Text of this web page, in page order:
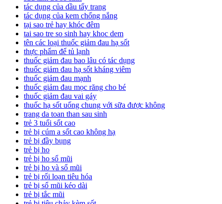
tác dụng của dầu tẩy trang
tác dụng của kem chống nắng
tại sao trẻ hay khóc đêm
tai sao tre so sinh hay khoc dem
tên các loại thuốc giảm đau hạ sốt
thực phẩm để tủ lạnh
thuốc giảm đau bao lâu có tác dụng
thuốc giảm đau hạ sốt kháng viêm
thuốc giảm đau mạnh
thuốc giảm đau mọc răng cho bé
thuốc giảm đau vai gáy
thuốc hạ sốt uống chung với sữa được không
trang da toan than sau sinh
trẻ 3 tuổi sốt cao
trẻ bị cúm a sốt cao không hạ
trẻ bị đầy bụng
trẻ bị ho
trẻ bị ho sổ mũi
trẻ bị ho và sổ mũi
trẻ bị rối loạn tiêu hóa
trẻ bị sổ mũi kéo dài
trẻ bị tắc mũi